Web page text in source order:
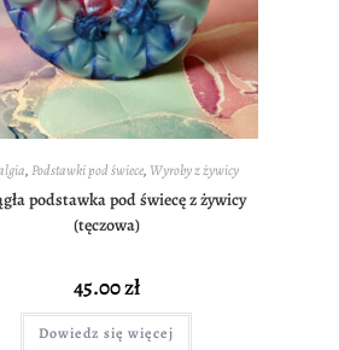
,Podstawki pod świece,Wyroby z żywicy
podstawka pod świecę z żywicy
(tęczowa)
45.00zł
Dowiedz się więcej